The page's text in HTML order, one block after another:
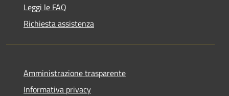
Leggi le FAQ
Richiesta assistenza
Amministrazione trasparente
Informativa privacy